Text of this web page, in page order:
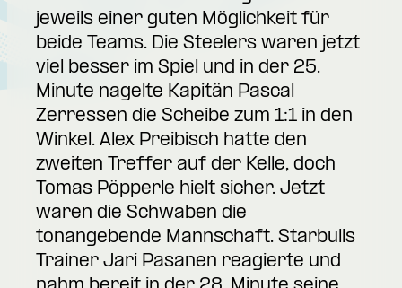
jeweils einer guten Möglichkeit für
beide Teams. Die Steelers waren jetzt
viel besser im Spiel und in der 25.
Minute nagelte Kapitän Pascal
Zerressen die Scheibe zum 1:1 in den
Winkel. Alex Preibisch hatte den
zweiten Treffer auf der Kelle, doch
Tomas Pöpperle hielt sicher. Jetzt
waren die Schwaben die
tonangebende Mannschaft. Starbulls
Trainer Jari Pasanen reagierte und